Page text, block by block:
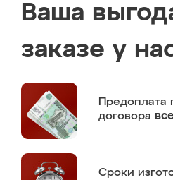
Ваша
заказе у
Предоплата
договора
Сроки